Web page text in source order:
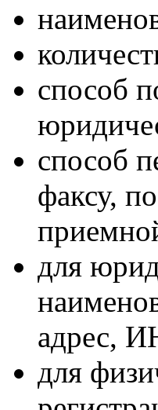
способ
способ
факсу,
для
адрес,
для